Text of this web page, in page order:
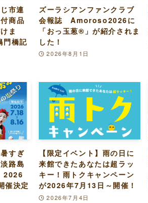
市連
商品
ま
橋記
ズーラシアンファンクラブ
会報誌 Amoroso2026に
「おっ玉葱®︎」が紹介されま
した！
2026年8月1日
すぎ
路島
2026
催決定
【限定イベント】雨の日に
来館できたあなたは超ラッ
キー！雨トクキャンペーン
が2026年7月13日～開催！
2026年7月4日